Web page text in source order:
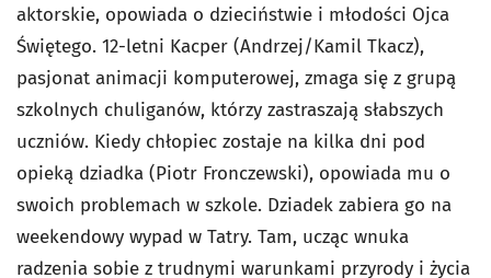
aktorskie, opowiada o dzieciństwie i młodości Ojca
Świętego. 12-letni Kacper (Andrzej/Kamil Tkacz),
pasjonat animacji komputerowej, zmaga się z grupą
szkolnych chuliganów, którzy zastraszają słabszych
uczniów. Kiedy chłopiec zostaje na kilka dni pod
opieką dziadka (Piotr Fronczewski), opowiada mu o
swoich problemach w szkole. Dziadek zabiera go na
weekendowy wypad w Tatry. Tam, ucząc wnuka
radzenia sobie z trudnymi warunkami przyrody i życia